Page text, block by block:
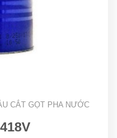
CẮT GỌT PHA NƯỚC